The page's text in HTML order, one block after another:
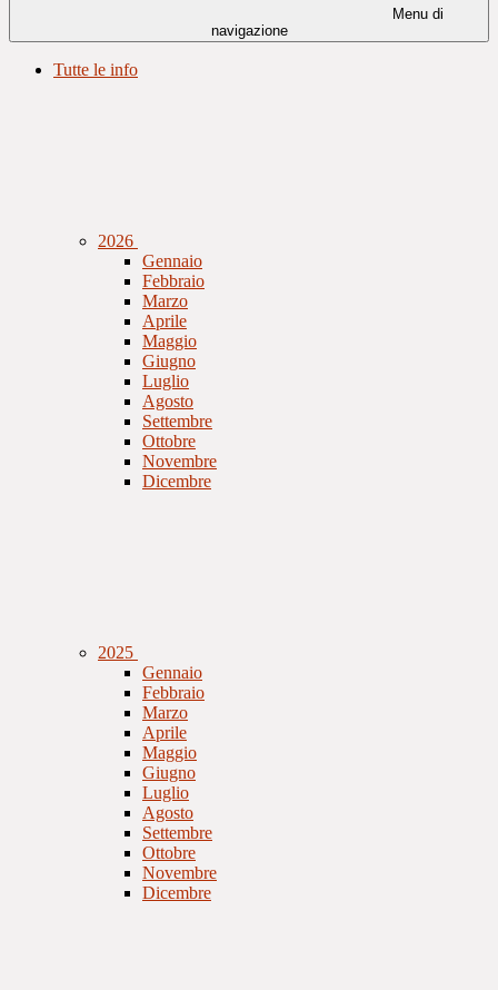
Menu di
navigazione
Tutte le info
2026
Gennaio
Febbraio
Marzo
Aprile
Maggio
Giugno
Luglio
Agosto
Settembre
Ottobre
Novembre
Dicembre
2025
Gennaio
Febbraio
Marzo
Aprile
Maggio
Giugno
Luglio
Agosto
Settembre
Ottobre
Novembre
Dicembre